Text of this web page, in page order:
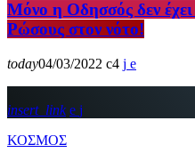
Μόνο η Οδησσός δεν
Ρώσους στον νότο!
today04/03/2022 4
insert_link
ΚΟΣΜΟΣ